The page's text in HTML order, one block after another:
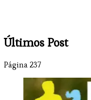
Últimos Post
Página 237